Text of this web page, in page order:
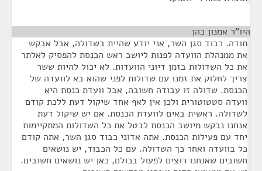
היו"ר אמנון כהן
תודה. כבוד סגן השר, אני יודע שהיית בשדולה, אבל אבקש
את ממנהלת הוועדה לפנות ליושב ראש הכנסת להפסיק לאלתר
את כל השדולות בזמן דיוני הוועדות. לא יכול להיות ששר
צריך לחלוק את זמנו עם שדולות לפני שהוא בא לוועדה של
הכנסת. שדולה זו עבודה חשובה, אבל וועדת כנסת היא
וועדה סטטוטורית ולכן אין לאף אחד שיקול דעת ללכת קודם
לשדולה. ראשית באים לוועדת הכנסת. אם יש שיקול דעת
אנחנו נבקש מיושב הכנסת לבטל את כל השדולות המתקיימות
יחד עם פעילות הכנסת. אתה אדוני כבוד סגן השר, אתה קודם
כל בוועדה ואחר כך השדולה. עם כל הכבוד, יש נושאים
חשובים שאנחנו רוצים לפעול בכולם, כאן יש נושאים חשובים.